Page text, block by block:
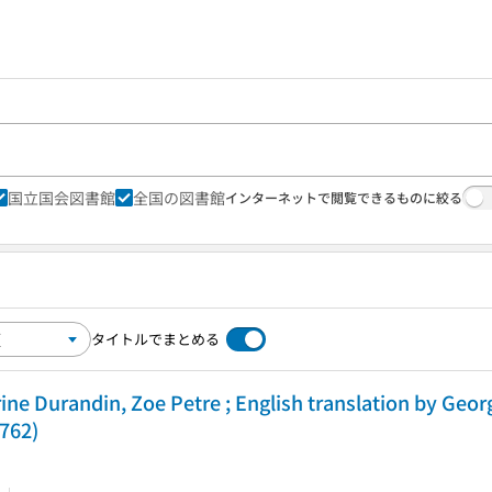
国立国会図書館 全国の図書館インターネットで閲覧できるものに絞る
タイトルでまとめる
Durandin, Zoe Petre ; English translation by